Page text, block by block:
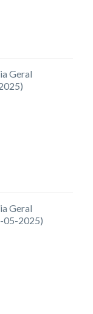
Geral
Geral
05-2025)